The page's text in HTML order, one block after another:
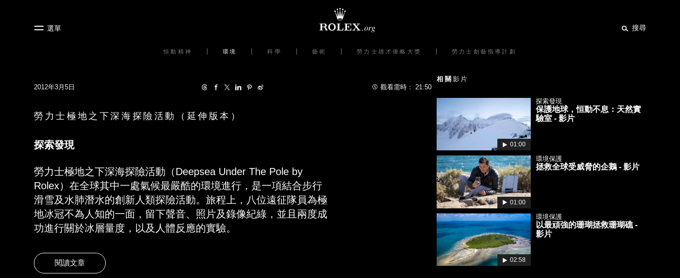
選單 搜尋
恒動精神 環境 科學 藝術 勞力士雄才偉略大獎 勞力士創藝指導計劃
2012年3月5日 觀看需時： 21:50
勞力士極地之下深海探險活動（延伸版本）
探索發現
勞力士極地之下深海探險活動（Deepsea Under The Pole by
Rolex）在全球其中一處氣候最嚴酷的環境進行，是一項結合步行
滑雪及水肺潛水的創新人類探險活動。旅程上，八位遠征隊員為極
地冰冠不為人知的一面，留下聲音、照片及錄像紀綠，並且兩度成
功進行關於冰層量度，以及人體反應的實驗。
閱讀文章
相關影片
01:00
探索發現
保護地球，恒動不息：天然實
驗室 - 影片
01:00
環境保護
拯救全球受威脅的企鵝 - 影片
02:58
環境保護
以最頑強的珊瑚拯救珊瑚礁 -
影片